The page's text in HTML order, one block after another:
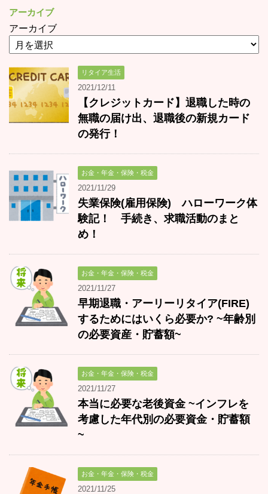
アーカイブ
アーカイブ
リタイア生活
2021/12/11
【クレジットカード】退職した時の
無職の届け出、退職後の新規カード
の発行！
お金・年金・保険・税金
2021/11/29
失業保険(雇用保険) ハローワーク体
験記！ 手続き、求職活動のまと
め！
お金・年金・保険・税金
2021/11/27
早期退職・アーリーリタイア(FIRE)
するためにはいくら必要か? ~年齢別
の必要資産・貯蓄額~
お金・年金・保険・税金
2021/11/27
本当に必要な老後資金 ~インフレを
考慮した年代別の必要資金・貯蓄額
~
お金・年金・保険・税金
2021/11/25